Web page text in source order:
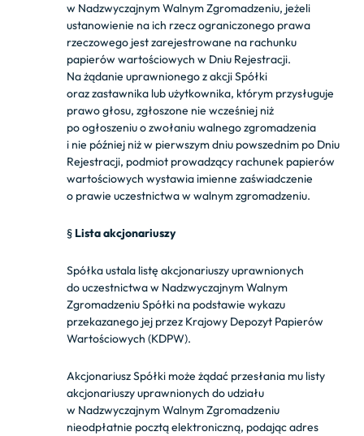
w Nadzwyczajnym Walnym Zgromadzeniu, jeżeli
ustanowienie na ich rzecz ograniczonego prawa
rzeczowego jest zarejestrowane na rachunku
papierów wartościowych w Dniu Rejestracji.
Na żądanie uprawnionego z akcji Spółki
oraz zastawnika lub użytkownika, którym przysługuje
prawo głosu, zgłoszone nie wcześniej niż
po ogłoszeniu o zwołaniu walnego zgromadzenia
i nie później niż w pierwszym dniu powszednim po Dniu
Rejestracji, podmiot prowadzący rachunek papierów
wartościowych wystawia imienne zaświadczenie
o prawie uczestnictwa w walnym zgromadzeniu.
§ Lista akcjonariuszy
Spółka ustala listę akcjonariuszy uprawnionych
do uczestnictwa w Nadzwyczajnym Walnym
Zgromadzeniu Spółki na podstawie wykazu
przekazanego jej przez Krajowy Depozyt Papierów
Wartościowych (KDPW).
Akcjonariusz Spółki może żądać przesłania mu listy
akcjonariuszy uprawnionych do udziału
w Nadzwyczajnym Walnym Zgromadzeniu
nieodpłatnie pocztą elektroniczną, podając adres